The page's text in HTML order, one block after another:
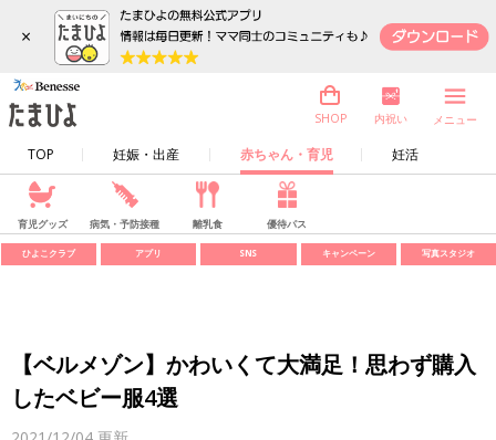
×
TOP 妊娠・出産 赤ちゃん・育児 妊活
SHOP 内祝い メニュー
育児グッズ 病気・予防接種 離乳食 優待パス
ひよこクラブ アプリ SNS キャンペーン 写真スタジオ
【ベルメゾン】かわいくて大満足！思わず購入
したベビー服4選